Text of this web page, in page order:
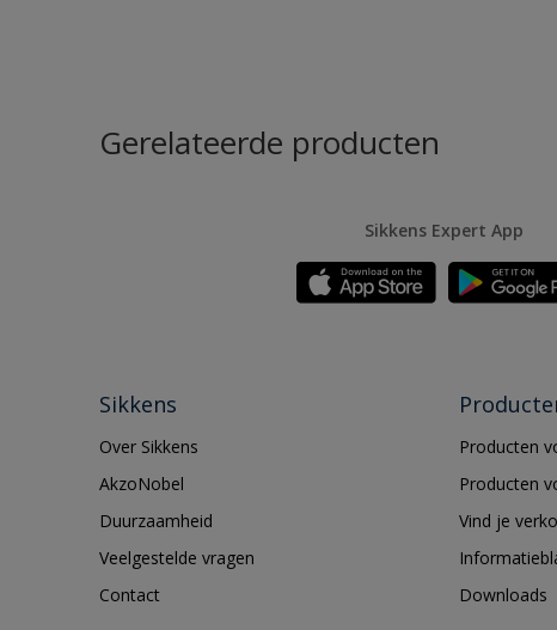
Gerelateerde producten
Sikkens Expert App
Sikkens
Over Sikkens
AkzoNobel
Duurzaamheid
Veelgestelde vragen
Contact
Producten
Producten
Vind je
Downloads